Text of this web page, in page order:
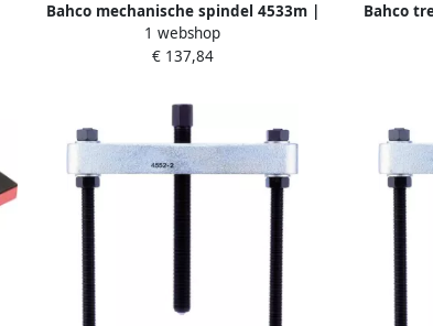
Bahco mechanische spindel 4533m |
4533M S
1 webshop
€ 137,84
Bahco